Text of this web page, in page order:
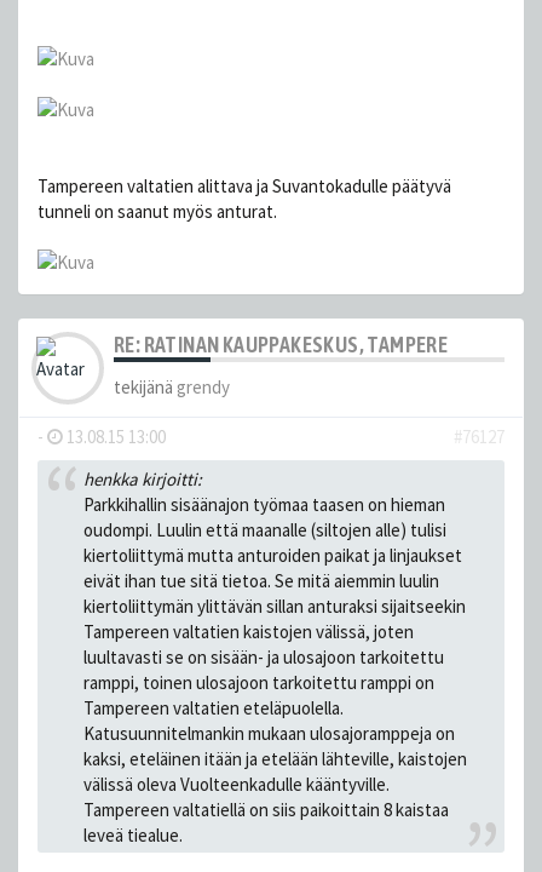
Tampereen valtatien alittava ja Suvantokadulle päätyvä
tunneli on saanut myös anturat.
RE: RATINAN KAUPPAKESKUS, TAMPERE
tekijänä grendy
- 13.08.15 13:00
#76127
henkka kirjoitti:
Parkkihallin sisäänajon työmaa taasen on hieman
oudompi. Luulin että maanalle (siltojen alle) tulisi
kiertoliittymä mutta anturoiden paikat ja linjaukset
eivät ihan tue sitä tietoa. Se mitä aiemmin luulin
kiertoliittymän ylittävän sillan anturaksi sijaitseekin
Tampereen valtatien kaistojen välissä, joten
luultavasti se on sisään- ja ulosajoon tarkoitettu
ramppi, toinen ulosajoon tarkoitettu ramppi on
Tampereen valtatien eteläpuolella.
Katusuunnitelmankin mukaan ulosajoramppeja on
kaksi, eteläinen itään ja etelään lähteville, kaistojen
välissä oleva Vuolteenkadulle kääntyville.
Tampereen valtatiellä on siis paikoittain 8 kaistaa
leveä tiealue.